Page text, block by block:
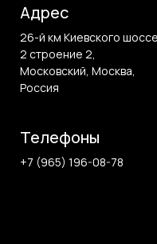
Адрес
26-й км Киевского шоссе
2 строение 2,
Московский, Москва,
Россия
Телефоны
+7 (965) 196-08-78